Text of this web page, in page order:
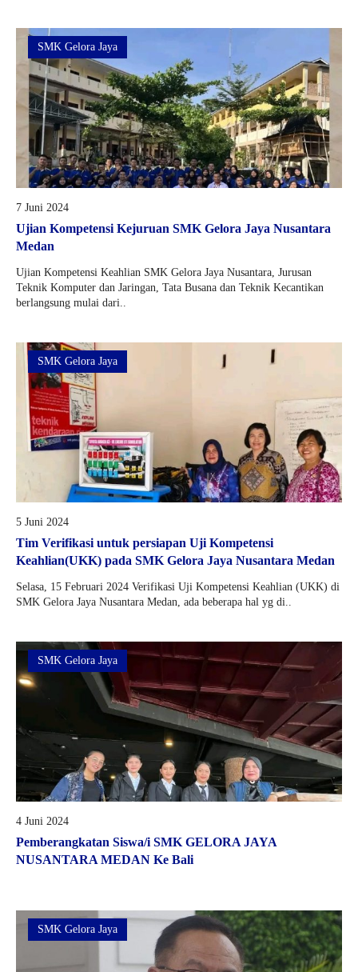
SMK Gelora Jaya
7 Juni 2024
Ujian Kompetensi Kejuruan SMK Gelora Jaya Nusantara
Medan
Ujian Kompetensi Keahlian SMK Gelora Jaya Nusantara, Jurusan
Teknik Komputer dan Jaringan, Tata Busana dan Teknik Kecantikan
berlangsung mulai dari..
SMK Gelora Jaya
5 Juni 2024
Tim Verifikasi untuk persiapan Uji Kompetensi
Keahlian(UKK) pada SMK Gelora Jaya Nusantara Medan
Selasa, 15 Februari 2024 Verifikasi Uji Kompetensi Keahlian (UKK) di
SMK Gelora Jaya Nusantara Medan, ada beberapa hal yg di..
SMK Gelora Jaya
4 Juni 2024
Pemberangkatan Siswa/i SMK GELORA JAYA
NUSANTARA MEDAN Ke Bali
SMK Gelora Jaya